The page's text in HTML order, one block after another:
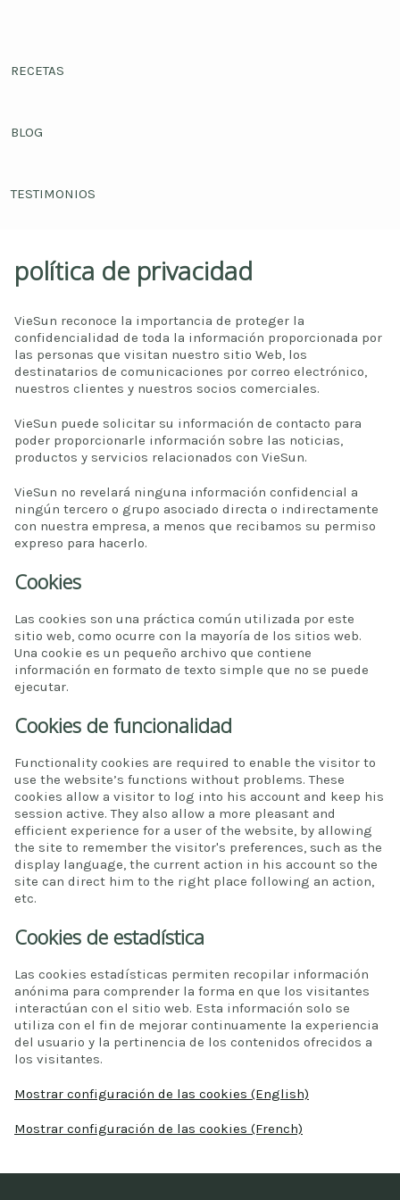
RECETAS
BLOG
TESTIMONIOS
política de privacidad
VieSun reconoce la importancia de proteger la
confidencialidad de toda la información proporcionada por
las personas que visitan nuestro sitio Web, los
destinatarios de comunicaciones por correo electrónico,
nuestros clientes y nuestros socios comerciales.
VieSun puede solicitar su información de contacto para
poder proporcionarle información sobre las noticias,
productos y servicios relacionados con VieSun.
VieSun no revelará ninguna información confidencial a
ningún tercero o grupo asociado directa o indirectamente
con nuestra empresa, a menos que recibamos su permiso
expreso para hacerlo.
Cookies
Las cookies son una práctica común utilizada por este
sitio web, como ocurre con la mayoría de los sitios web.
Una cookie es un pequeño archivo que contiene
información en formato de texto simple que no se puede
ejecutar.
Cookies de funcionalidad
Functionality cookies are required to enable the visitor to
use the website’s functions without problems. These
cookies allow a visitor to log into his account and keep his
session active. They also allow a more pleasant and
efficient experience for a user of the website, by allowing
the site to remember the visitor's preferences, such as the
display language, the current action in his account so the
site can direct him to the right place following an action,
etc.
Cookies de estadística
Las cookies estadísticas permiten recopilar información
anónima para comprender la forma en que los visitantes
interactúan con el sitio web. Esta información solo se
utiliza con el fin de mejorar continuamente la experiencia
del usuario y la pertinencia de los contenidos ofrecidos a
los visitantes.
Mostrar configuración de las cookies (English)
Mostrar configuración de las cookies (French)